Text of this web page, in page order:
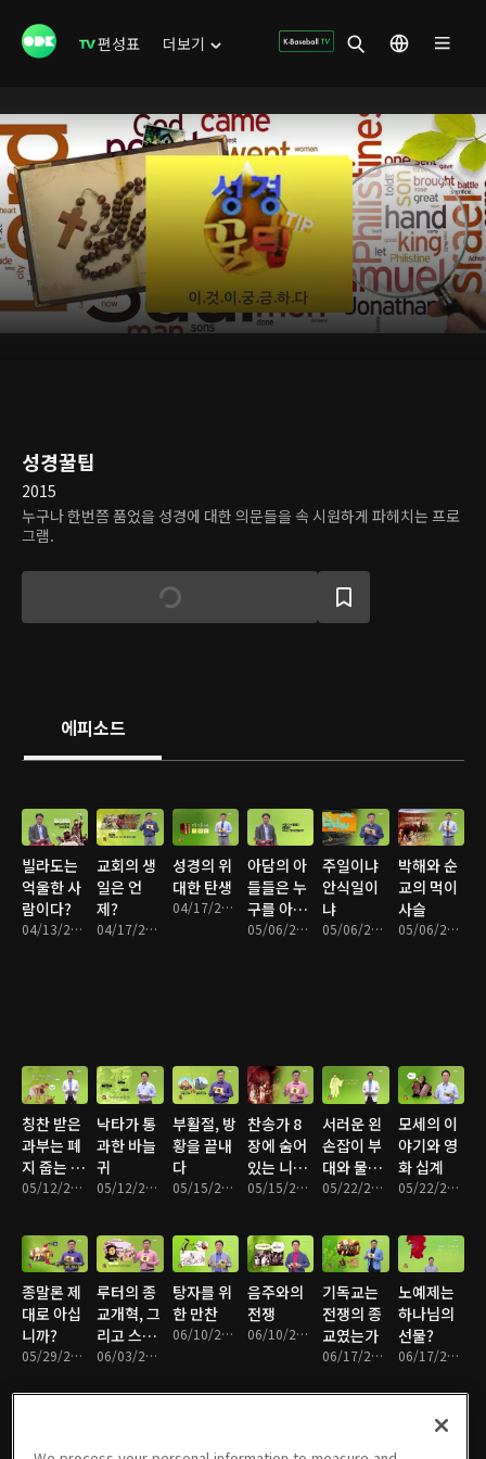
편성표 더보기
성경꿀팁
2015
누구나 한번쯤 품었을 성경에 대한 의문들을 속 시원하게 파헤치는 프로
그램.
에피소드
빌라도는
억울한 사
람이다?
04/13/2015 • 8분
교회의 생
일은 언
제?
04/17/2015 • 9분
성경의 위
대한 탄생
04/17/2015 • 8분
아담의 아
들들은 누
구를 아내
로 맞이 했
05/06/2015 • 6분
주일이냐
안식일이
냐
05/06/2015 • 9분
박해와 순
교의 먹이
사슬
05/06/2015 • 9분
칭찬 받은
과부는 폐
지 줍는 할
머니?
05/12/2015 • 8분
낙타가 통
과한 바늘
귀
05/12/2015 • 8분
부활절, 방
황을 끝내
다
05/15/2015 • 9분
찬송가 8
장에 숨어
있는 니케
아 공의회
05/15/2015 • 8분
서러운 왼
손잡이 부
대와 물맷
돌
05/22/2015 • 8분
모세의 이
야기와 영
화 십계
05/22/2015 • 9분
종말론 제
대로 아십
니까?
05/29/2015 • 9분
루터의 종
교개혁, 그
리고 스캔
들
06/03/2015 • 9분
탕자를 위
한 만찬
06/10/2015 • 8분
음주와의
전쟁
06/10/2015 • 8분
기독교는
전쟁의 종
교였는가
06/17/2015 • 9분
노예제는
하나님의
선물?
06/17/2015 • 8분